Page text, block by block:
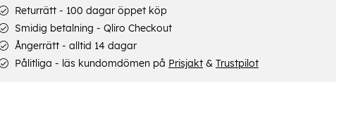
Returrätt - 100 dagar öppet köp
Smidig betalning - Qliro Checkout
Ångerrätt - alltid 14 dagar
Pålitliga - läs kundomdömen på Prisjakt& Trustpilot